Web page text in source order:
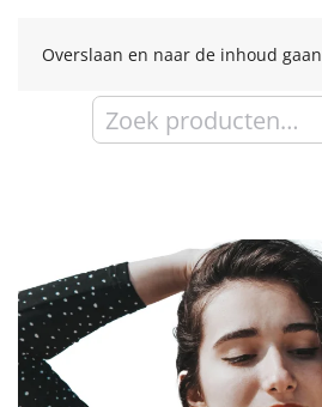
Overslaan en naar de inhoud gaan
Zoeken
naar: